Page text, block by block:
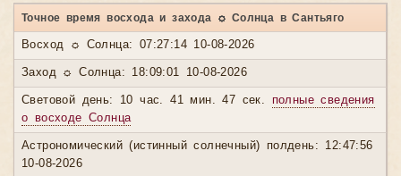
Точное время восхода и захода ☼ Солнца в Сантьяго
Восход ☼ Солнца: 07:27:14 10-08-2026
Заход ☼ Солнца: 18:09:01 10-08-2026
Световой день: 10 час. 41 мин. 47 сек. полные сведения
о восходе Солнца
Астрономический (истинный солнечный) полдень: 12:47:56
10-08-2026